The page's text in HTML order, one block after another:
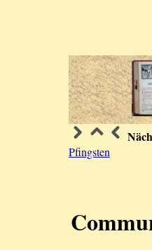
Pfingsten